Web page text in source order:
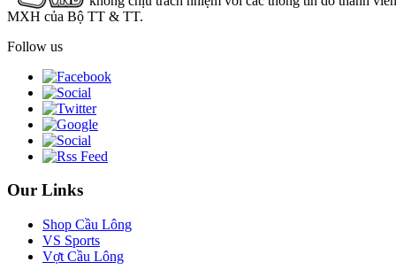
MXH của Bộ TT & TT.
Follow us
Our Links
Shop Cầu Lông
VS Sports
Vợt Cầu Lông